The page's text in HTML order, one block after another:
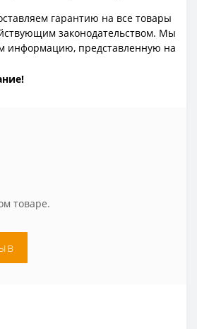
гарантию на все товары
законодательством. Мы
информацию, представленную на
товаре.